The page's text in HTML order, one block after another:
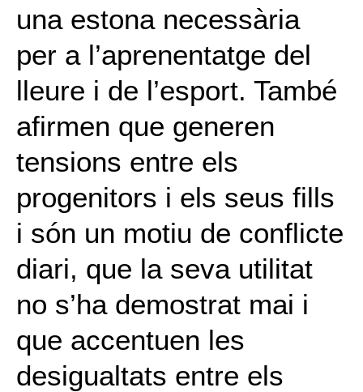
una estona necessària
per a l’aprenentatge del
lleure i de l’esport. També
afirmen que generen
tensions entre els
progenitors i els seus fills
i són un motiu de conflicte
diari, que la seva utilitat
no s’ha demostrat mai i
que accentuen les
desigualtats entre els